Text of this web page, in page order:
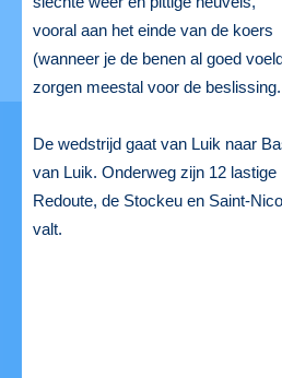
vooral aan het einde van de koers
(wanneer je de benen al goed
zorgen meestal voor de beslissing.
De wedstrijd gaat van Luik naar
van Luik. Onderweg zijn 12
Redoute, de Stockeu en Saint-
valt.